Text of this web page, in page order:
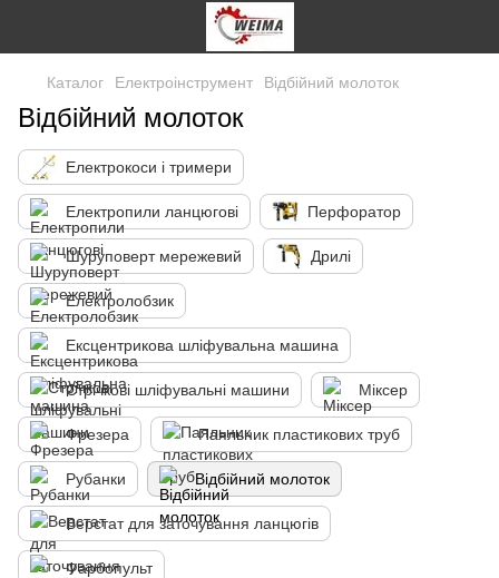
Каталог Електроінструмент Відбійний молоток
Відбійний молоток
Електрокоси і тримери
Електропили ланцюгові Перфоратор
Шуруповерт мережевий Дрилі
Електролобзик
Ексцентрикова шліфувальна машина
Стрічкові шліфувальні машини Міксер
Фрезера Паяльник пластикових труб
Рубанки Відбійний молоток
Верстат для заточування ланцюгів
Фарбопульт